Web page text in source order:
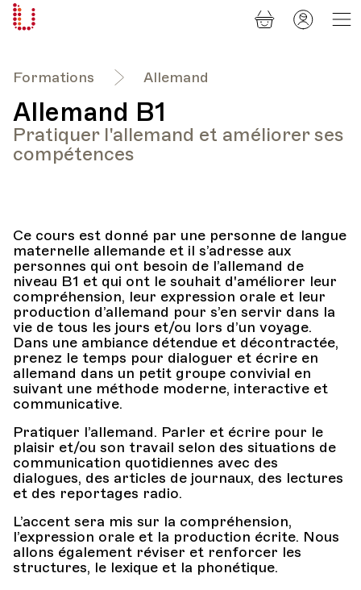
Formations Allemand
Allemand B1
Pratiquer l'allemand et améliorer ses
compétences
Ce cours est donné par une personne de langue
maternelle allemande et il s’adresse aux
personnes qui ont besoin de l’allemand de
niveau B1 et qui ont le souhait d'améliorer leur
compréhension, leur expression orale et leur
production d’allemand pour s’en servir dans la
vie de tous les jours et/ou lors d’un voyage.
Dans une ambiance détendue et décontractée,
prenez le temps pour dialoguer et écrire en
allemand dans un petit groupe convivial en
suivant une méthode moderne, interactive et
communicative.
Pratiquer l’allemand. Parler et écrire pour le
plaisir et/ou son travail selon des situations de
communication quotidiennes avec des
dialogues, des articles de journaux, des lectures
et des reportages radio.
L’accent sera mis sur la compréhension,
l’expression orale et la production écrite. Nous
allons également réviser et renforcer les
structures, le lexique et la phonétique.
Panier
Mon